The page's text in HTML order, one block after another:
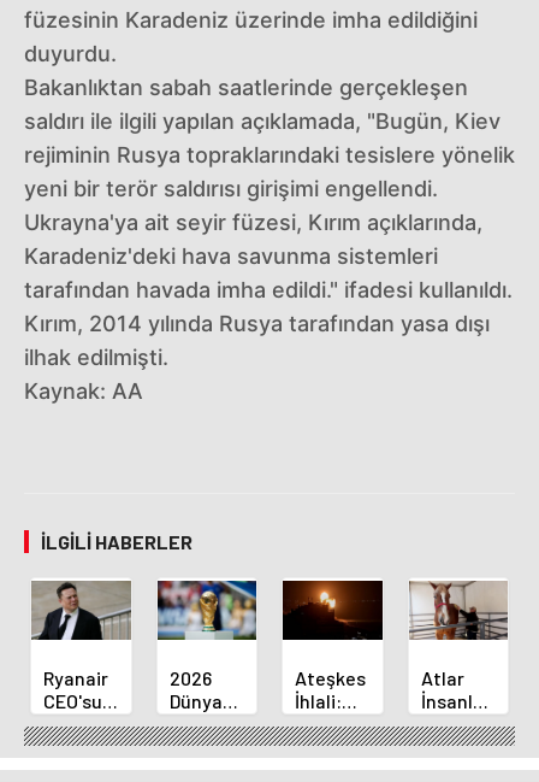
füzesinin Karadeniz üzerinde imha edildiğini
duyurdu.
Bakanlıktan sabah saatlerinde gerçekleşen
saldırı ile ilgili yapılan açıklamada, "Bugün, Kiev
rejiminin Rusya topraklarındaki tesislere yönelik
yeni bir terör saldırısı girişimi engellendi.
Ukrayna'ya ait seyir füzesi, Kırım açıklarında,
Karadeniz'deki hava savunma sistemleri
tarafından havada imha edildi." ifadesi kullanıldı.
Kırım, 2014 yılında Rusya tarafından yasa dışı
ilhak edilmişti.
Kaynak: AA
İLGILI HABERLER
Ryanair
CEO'sundan
Elon
Musk'a
Meydan
2026
Dünya
Kupası
Biletlerine
Rekor
Ateşkes
İhlali:
İsrail
Gazze'yi
Bombalamaya
Atlar
İnsanların
Korkusunu
Mu
Hissediyor?